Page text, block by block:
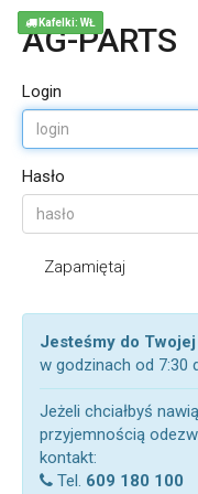
AG-PARTS
Login
Hasło
Zapamiętaj
Jesteśmy do
w godzinach od 7:30
Jeżeli chciałbyś
przyjemnością
kontakt:
Tel. 609 180 100
Kafelki: WŁ